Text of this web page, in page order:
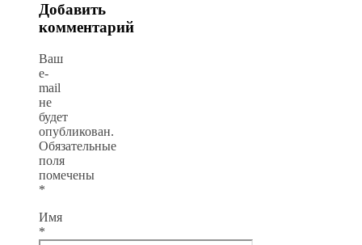
Добавить
комментарий
Ваш
e-
mail
не
будет
опубликован.
Обязательные
поля
помечены
*
Имя
*